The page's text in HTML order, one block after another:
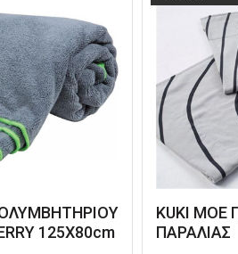
125X80cm
KUKI MOE
ΠΑΡΑΛΙΑΣ